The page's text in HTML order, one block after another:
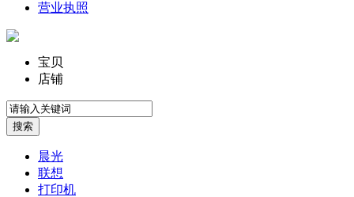
营业执照
宝贝
店铺
晨光
联想
打印机